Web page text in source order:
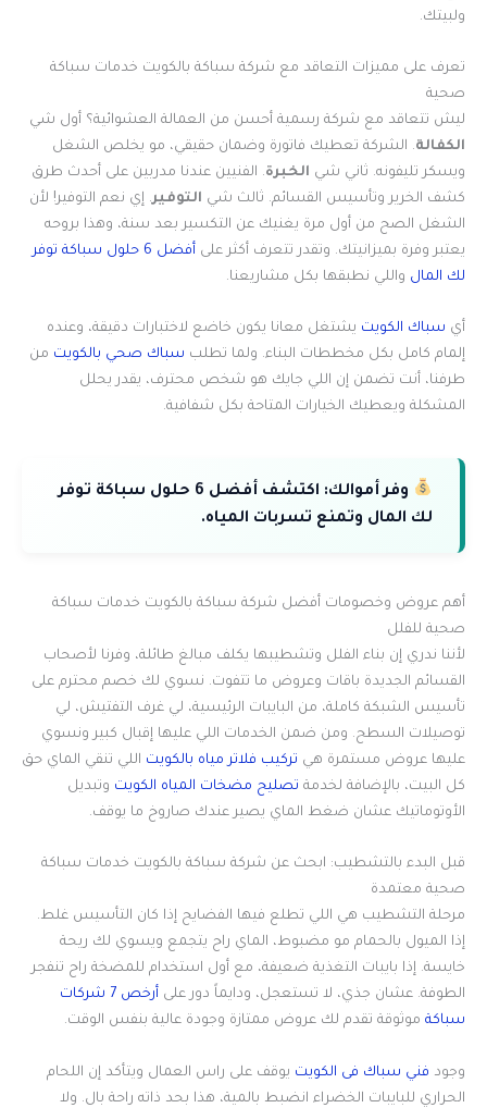
ولبيتك.
تعرف على مميزات التعاقد مع شركة سباكة بالكويت خدمات سباكة
صحية
ليش تتعاقد مع شركة رسمية أحسن من العمالة العشوائية؟ أول شي
الكفالة. الشركة تعطيك فاتورة وضمان حقيقي، مو يخلص الشغل
ويسكر تليفونه. ثاني شي الخبرة. الفنيين عندنا مدربين على أحدث طرق
كشف الخرير وتأسيس القسائم. ثالث شي التوفير. إي نعم التوفير! لأن
الشغل الصح من أول مرة يغنيك عن التكسير بعد سنة، وهذا بروحه
يعتبر وفرة بميزانيتك. وتقدر تتعرف أكثر على
أفضل 6 حلول سباكة توفر
لك المال واللي نطبقها بكل مشاريعنا.
أي سباك الكويت يشتغل معانا يكون خاضع لاختبارات دقيقة، وعنده
إلمام كامل بكل مخططات البناء. ولما تطلب سباك صحي بالكويت من
طرفنا، أنت تضمن إن اللي جايك هو شخص محترف، يقدر يحلل
المشكلة ويعطيك الخيارات المتاحة بكل شفافية.
وفر أموالك:
اكتشف أفضل 6 حلول سباكة توفر
لك المال وتمنع تسربات المياه.
أهم عروض وخصومات أفضل شركة سباكة بالكويت خدمات سباكة
صحية للفلل
لأننا ندري إن بناء الفلل وتشطيبها يكلف مبالغ طائلة، وفرنا لأصحاب
القسائم الجديدة باقات وعروض ما تتفوت. نسوي لك خصم محترم على
تأسيس الشبكة كاملة، من البايبات الرئيسية، لي غرف التفتيش، لي
توصيلات السطح. ومن ضمن الخدمات اللي عليها إقبال كبير ونسوي
عليها عروض مستمرة هي تركيب فلاتر مياه بالكويت اللي تنقي الماي حق
كل البيت، بالإضافة لخدمة تصليح مضخات المياه الكويت وتبديل
الأوتوماتيك عشان ضغط الماي يصير عندك صاروخ ما يوقف.
قبل البدء بالتشطيب: ابحث عن شركة سباكة بالكويت خدمات سباكة
صحية معتمدة
مرحلة التشطيب هي اللي تطلع فيها الفضايح إذا كان التأسيس غلط.
إذا الميول بالحمام مو مضبوط، الماي راح يتجمع ويسوي لك ريحة
خايسة. إذا بايبات التغذية ضعيفة، مع أول استخدام للمضخة راح تنفجر
الطوفة. عشان جذي، لا تستعجل، ودايماً دور على
أرخص 7 شركات
سباكة موثوقة تقدم لك عروض ممتازة وجودة عالية بنفس الوقت.
وجود فني سباك فى الكويت يوقف على راس العمال ويتأكد إن اللحام
الحراري للبايبات الخضراء انضبط بالمية، هذا بحد ذاته راحة بال. ولا